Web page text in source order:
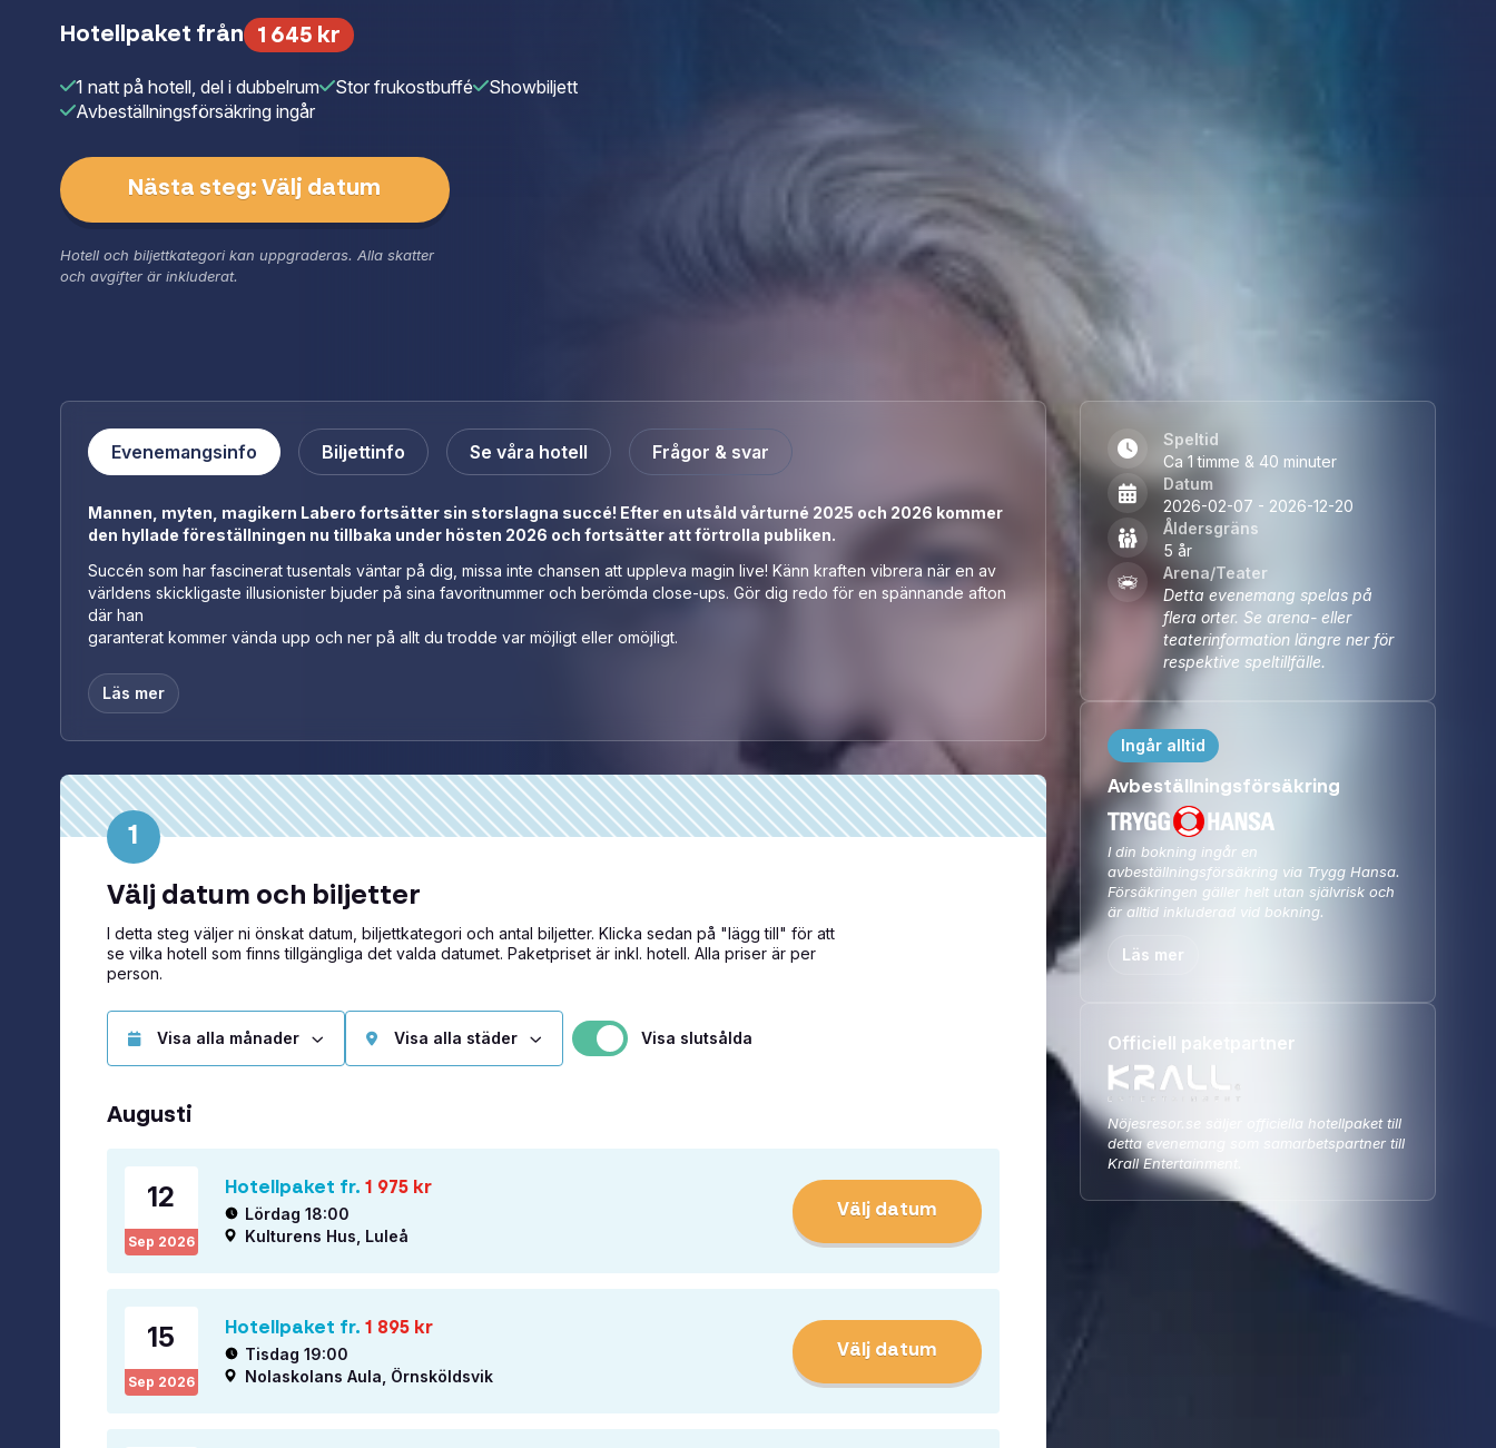
med en stor ensemble och liveorkester. Regi och svensk dialog står Klas Wiljergård för, koreografi av Jennie Widegren och
med full respekt för originalet. Resultatet är en musikal som förenar nostalgi med nutid och levererar storslagen underhållning.
Grease The Musical är den ultimata feelgood-upplevelsen – perfekt för en kväll med vänner, en dejt, kollegor eller familjen. En
föreställning för alla generationer som lämnar publiken euforisk. Det här är Grease The Musical. Precis som du minns den. Fast
ännu bättre. Originalmanus är skrivet av Jim Jacobs och Warren Casey Föreställningen produceras av 2Entertain och Vicky
Nöjesproduktion. Hos oss bokar du enkelt ditt hotellpaket med biljetter och boende till musikalen!
Hotellpaket från 1 645 kr
1 natt på hotell, del i dubbelrum Stor frukostbuffé
Showbiljett
Avbeställningsförsäkring ingår
Nästa steg: Välj datum
Hotell och biljettkategori kan uppgraderas. Alla skatter
och avgifter är inkluderat.
Officiell paketpartner
Nöjesresor.se säljer officiella hotellpaket till
detta evenemang som samarbetspartner till
Krall Entertainment.
Speltid
Ca 1 timme & 40 minuter
Datum
2026-02-07 - 2026-12-20
Åldersgräns
5 år
Arena/Teater
Detta evenemang spelas på
flera orter. Se arena- eller
teaterinformation längre ner för
respektive speltillfälle.
Ingår alltid
Avbeställningsförsäkring
I din bokning ingår en
avbeställningsförsäkring via Trygg Hansa.
Försäkringen gäller helt utan självrisk och
är alltid inkluderad vid bokning.
Läs mer
Evenemangsinfo Biljettinfo Se våra hotell Frågor & svar
Mannen, myten, magikern Labero fortsätter sin storslagna succé! Efter en utsåld vårturné 2025 och 2026 kommer
den hyllade föreställningen nu tillbaka under hösten 2026 och fortsätter att förtrolla publiken.
Succén som har fascinerat tusentals väntar på dig, missa inte chansen att uppleva magin live! Känn kraften vibrera när en av
världens skickligaste illusionister bjuder på sina favoritnummer och berömda close-ups. Gör dig redo för en spännande afton
där han
garanterat kommer vända upp och ner på allt du trodde var möjligt eller omöjligt.
Läs mer
1
Välj datum och biljetter
I detta steg väljer ni önskat datum, biljettkategori och antal biljetter. Klicka sedan på "lägg till" för att
se vilka hotell som finns tillgängliga det valda datumet. Paketpriset är inkl. hotell. Alla priser är per
person.
Visa slutsålda
Augusti
12
Sep 2026
Hotellpaket fr. 1 975kr
Lördag 18:00
Kulturens Hus, Luleå
Välj datum
15
Sep 2026
Hotellpaket fr. 1 895kr
Tisdag 19:00
Nolaskolans Aula, Örnsköldsvik
Välj datum